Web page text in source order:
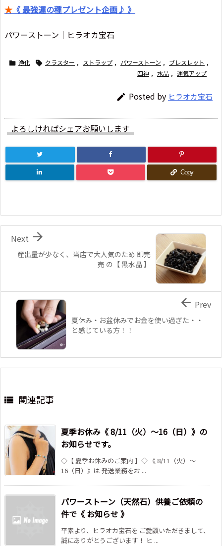
★ 《 最強運の種プレゼント企画♪ 》
パワーストーン｜ヒラオカ宝石
 浄化  クラスター , ストラップ , パワーストーン , ブレスレット ,
四神 , 水晶 , 運気アップ
 Posted by ヒラオカ宝石
よろしければシェアお願いします
Copy
産出量が少なく、当店で大人気のため 即完
売 の【 黒水晶 】

Next
夏休み・お盆休みでお金を使い過ぎた・・
と感じている方！！
 Prev
 関連記事
夏季お休み《 8/11（火）～16（日）》の
お知らせです。
◇【 夏季お休みのご案内 】◇ 《 8/11（火）～
16（日）》は 発送業務をお ...
パワーストーン（天然石）供養ご依頼の
件で《 お知らせ 》
平素より、ヒラオカ宝石を ご愛顧いただきまして、
誠にありがとうございます！ ヒ ...